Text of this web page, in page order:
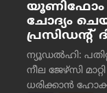
യൂണിഫോം
ചോദ്യം
പ്രസിഡന്റ്
ന്യൂഡൽഹി:
നീല ജേഴ്‌സി
ധരിക്കാൻ